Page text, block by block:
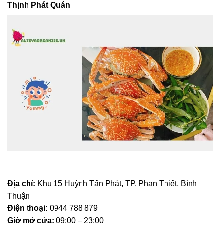
Thịnh Phát Quán
Địa chỉ: Khu 15 Huỳnh Tấn Phát, TP. Phan Thiết, Bình
Thuận
Điện thoại: 0944 788 879
Giờ mở cửa: 09:00 – 23:00